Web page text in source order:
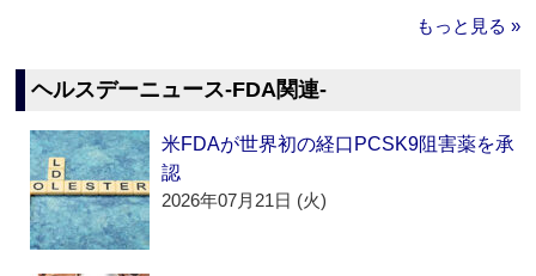
もっと見る »
ヘルスデーニュース‐FDA関連‐
米FDAが世界初の経口PCSK9阻害薬を承
認
2026年07月21日 (火)